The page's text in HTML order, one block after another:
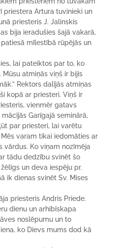
priestera Artura tuvinieki un
priesteris J. Jalinskis
bija ieradušies šajā vakarā,
mīlestībā rūpējās un
lai pateiktos par to, ko
atmiņās viņš ir bijis
Rektors dalījās atmiņas
kopā ar priesteri. Viņš ir
vienmēr gatavs
Garīgajā seminārā,
par priesteri, lai varētu
varam tikai iedomāties ar
vārdus. Ko viņam nozīmēja
tādu dedzību svinēt šo
un deva iespēju pr.
ik dienas svinēt Sv. Mises
priesteris Andris Priede.
dienu un arhibīskapa
noslēpumu un to
ko Dievs mums dod kā